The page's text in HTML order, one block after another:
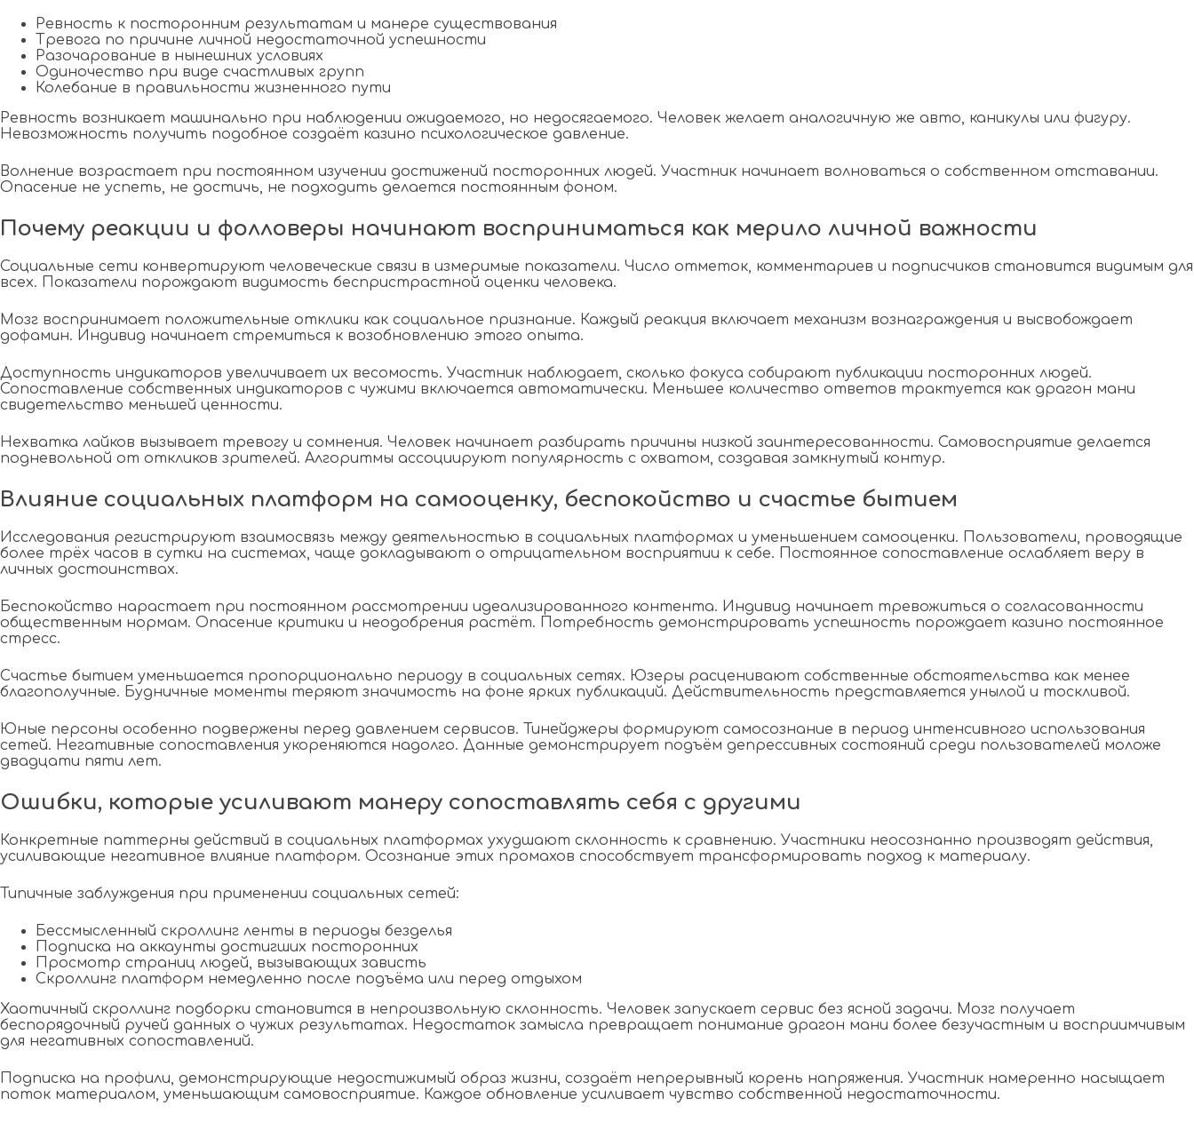
Ревность к посторонним результатам и манере существования
Тревога по причине личной недостаточной успешности
Разочарование в нынешних условиях
Одиночество при виде счастливых групп
Колебание в правильности жизненного пути
Ревность возникает машинально при наблюдении ожидаемого, но недосягаемого. Человек желает аналогичную же авто, каникулы или фигуру.
Невозможность получить подобное создаёт казино психологическое давление.
Волнение возрастает при постоянном изучении достижений посторонних людей. Участник начинает волноваться о собственном отставании.
Опасение не успеть, не достичь, не подходить делается постоянным фоном.
Почему реакции и фолловеры начинают восприниматься как мерило личной важности
Социальные сети конвертируют человеческие связи в измеримые показатели. Число отметок, комментариев и подписчиков становится видимым для
всех. Показатели порождают видимость беспристрастной оценки человека.
Мозг воспринимает положительные отклики как социальное признание. Каждый реакция включает механизм вознаграждения и высвобождает
дофамин. Индивид начинает стремиться к возобновлению этого опыта.
Доступность индикаторов увеличивает их весомость. Участник наблюдает, сколько фокуса собирают публикации посторонних людей.
Сопоставление собственных индикаторов с чужими включается автоматически. Меньшее количество ответов трактуется как драгон мани
свидетельство меньшей ценности.
Нехватка лайков вызывает тревогу и сомнения. Человек начинает разбирать причины низкой заинтересованности. Самовосприятие делается
подневольной от откликов зрителей. Алгоритмы ассоциируют популярность с охватом, создавая замкнутый контур.
Влияние социальных платформ на самооценку, беспокойство и счастье бытием
Исследования регистрируют взаимосвязь между деятельностью в социальных платформах и уменьшением самооценки. Пользователи, проводящие
более трёх часов в сутки на системах, чаще докладывают о отрицательном восприятии к себе. Постоянное сопоставление ослабляет веру в
личных достоинствах.
Беспокойство нарастает при постоянном рассмотрении идеализированного контента. Индивид начинает тревожиться о согласованности
общественным нормам. Опасение критики и неодобрения растёт. Потребность демонстрировать успешность порождает казино постоянное
стресс.
Счастье бытием уменьшается пропорционально периоду в социальных сетях. Юзеры расценивают собственные обстоятельства как менее
благополучные. Будничные моменты теряют значимость на фоне ярких публикаций. Действительность представляется унылой и тоскливой.
Юные персоны особенно подвержены перед давлением сервисов. Тинейджеры формируют самосознание в период интенсивного использования
сетей. Негативные сопоставления укореняются надолго. Данные демонстрирует подъём депрессивных состояний среди пользователей моложе
двадцати пяти лет.
Ошибки, которые усиливают манеру сопоставлять себя с другими
Конкретные паттерны действий в социальных платформах ухудшают склонность к сравнению. Участники неосознанно производят действия,
усиливающие негативное влияние платформ. Осознание этих промахов способствует трансформировать подход к материалу.
Типичные заблуждения при применении социальных сетей:
Бессмысленный скроллинг ленты в периоды безделья
Подписка на аккаунты достигших посторонних
Просмотр страниц людей, вызывающих зависть
Скроллинг платформ немедленно после подъёма или перед отдыхом
Хаотичный скроллинг подборки становится в непроизвольную склонность. Человек запускает сервис без ясной задачи. Мозг получает
беспорядочный ручей данных о чужих результатах. Недостаток замысла превращает понимание драгон мани более безучастным и восприимчивым
для негативных сопоставлений.
Подписка на профили, демонстрирующие недостижимый образ жизни, создаёт непрерывный корень напряжения. Участник намеренно насыщает
поток материалом, уменьшающим самовосприятие. Каждое обновление усиливает чувство собственной недостаточности.